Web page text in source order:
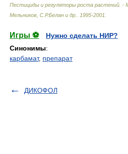
Пестициды и регуляторы роста растений. -
Мельников, С.Р.Белан и др.
1995-2001
Игры ⚽
Нужно сделать НИР?
Синонимы:
карбамат, препарат
ДИКОФОЛ